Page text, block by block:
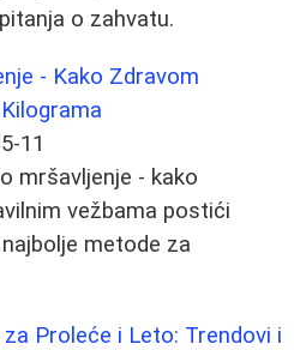
o zahvatu.
- Kako Zdravom
11
mršavljenje - kako
vežbama postići
metode za
Proleće i Leto: Trendovi i